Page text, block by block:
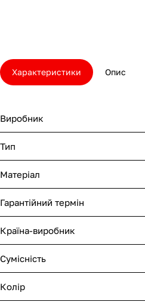
Характеристики Опис
Виробник
Тип
Матеріал
Гарантійний термін
Країна-виробник
Сумісність
Колір